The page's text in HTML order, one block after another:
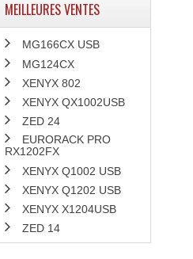
MEILLEURES VENTES
MG166CX USB
MG124CX
XENYX 802
XENYX QX1002USB
ZED 24
EURORACK PRO
RX1202FX
XENYX Q1002 USB
XENYX Q1202 USB
XENYX X1204USB
ZED 14